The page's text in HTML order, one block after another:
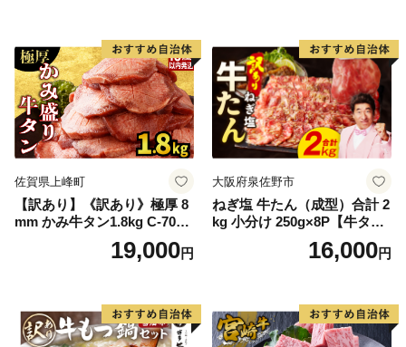
厚切り タン
佐賀県上峰町
【訳あり】《訳あり》極厚 8
mm かみ牛タン1.8kg C-709-
19,000円
大阪府泉佐野市
ねぎ塩 牛たん（成型）合計 2
kg 小分け 250g×8P【牛タン
牛肉 焼肉用 薄切り 訳あり サ
16,000円